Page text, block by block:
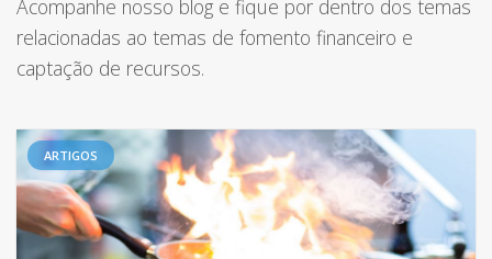
Acompanhe nosso blog e fique por dentro dos temas
relacionadas ao temas de fomento financeiro e
captação de recursos.
ARTIGOS